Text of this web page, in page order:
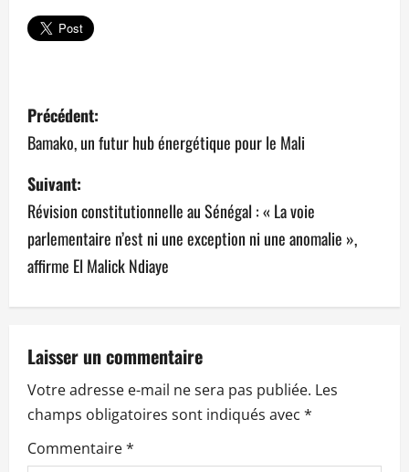
N
a
v
i
g
a
i
o
n
Précédent:
Bamako, un futur hub énergétique pour le Mali
Suivant:
Révision constitutionnelle au Sénégal : « La voie
parlementaire n’est ni une exception ni une anomalie »,
affirme El Malick Ndiaye
Laisser un commentaire
Votre adresse e-mail ne sera pas publiée. Les
champs obligatoires sont indiqués avec *
Commentaire*